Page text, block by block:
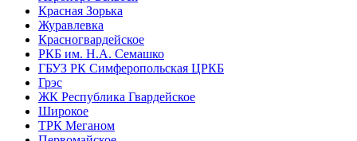
Красная Зорька
Журавлевка
Красногвардейское
РКБ им. Н.А. Семашко
ГБУЗ РК Симферопольская ЦРКБ
Грэс
ЖК Республика Гвардейское
Широкое
ТРК Меганом